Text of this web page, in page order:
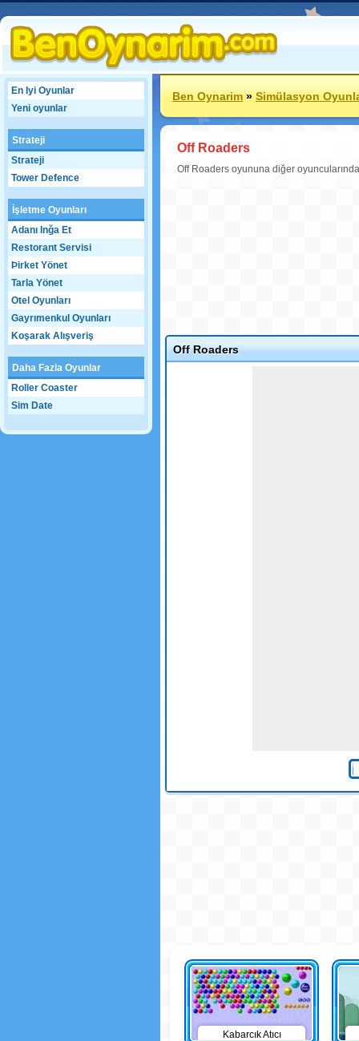
En Iyi Oyunlar
Yeni oyunlar
Strateji
Strateji
Tower Defence
İşletme Oyunları
Adanı Inğa Et
Restorant Servisi
Þirket Yönet
Tarla Yönet
Otel Oyunları
Gayrımenkul Oyunları
Koşarak Alışveriş
Daha Fazla Oyunlar
Roller Coaster
Sim Date
Ben Oynarim»Simülasyon
Off Roaders
Off Roaders oyununa diğer
Off Roaders
Kabarcık Atıcı